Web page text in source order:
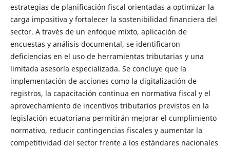
estrategias de planificación fiscal orientadas a optimizar la
carga impositiva y fortalecer la sostenibilidad financiera del
sector. A través de un enfoque mixto, aplicación de
encuestas y análisis documental, se identificaron
deficiencias en el uso de herramientas tributarias y una
limitada asesoría especializada. Se concluye que la
implementación de acciones como la digitalización de
registros, la capacitación continua en normativa fiscal y el
aprovechamiento de incentivos tributarios previstos en la
legislación ecuatoriana permitirán mejorar el cumplimiento
normativo, reducir contingencias fiscales y aumentar la
competitividad del sector frente a los estándares nacionales